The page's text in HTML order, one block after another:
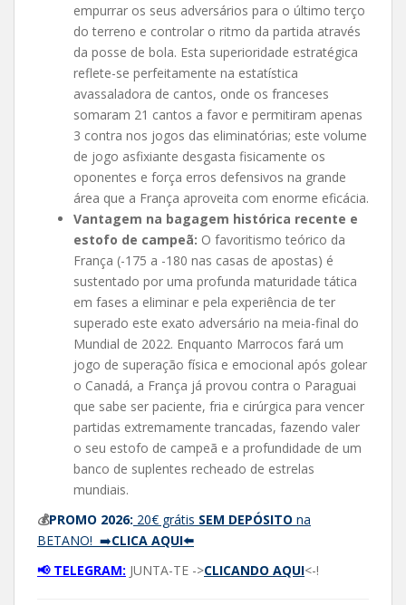
empurrar os seus adversários para o último terço
do terreno e controlar o ritmo da partida através
da posse de bola. Esta superioridade estratégica
reflete-se perfeitamente na estatística
avassaladora de cantos, onde os franceses
somaram 21 cantos a favor e permitiram apenas
3 contra nos jogos das eliminatórias; este volume
de jogo asfixiante desgasta fisicamente os
oponentes e força erros defensivos na grande
área que a França aproveita com enorme eficácia.
Vantagem na bagagem histórica recente e
estofo de campeã: O favoritismo teórico da
França (-175 a -180 nas casas de apostas) é
sustentado por uma profunda maturidade tática
em fases a eliminar e pela experiência de ter
superado este exato adversário na meia-final do
Mundial de 2022. Enquanto Marrocos fará um
jogo de superação física e emocional após golear
o Canadá, a França já provou contra o Paraguai
que sabe ser paciente, fria e cirúrgica para vencer
partidas extremamente trancadas, fazendo valer
o seu estofo de campeã e a profundidade de um
banco de suplentes recheado de estrelas
mundiais.
💰PROMO 2026: 20€ grátis SEM DEPÓSITO na
BETANO! ➡️CLICA AQUI⬅️
📢 TELEGRAM: JUNTA-TE ->CLICANDO AQUI<-!